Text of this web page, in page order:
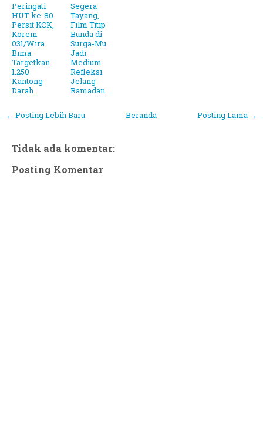
Peringati
HUT ke-80
Persit KCK,
Korem
031/Wira
Bima
Targetkan
1.250
Kantong
Darah
Segera
Tayang,
Film Titip
Bunda di
Surga-Mu
Jadi
Medium
Refleksi
Jelang
Ramadan
← Posting Lebih Baru Posting Lama →
Beranda
Tidak ada komentar:
Posting Komentar